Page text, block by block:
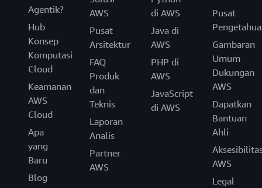
Agentik?
Hub
Konsep
Komputasi
Cloud
Keamanan
AWS
Cloud
Apa
yang
Baru
Blog
AWS
Pusat
Arsitektur
FAQ
Produk
dan
Teknis
Laporan
Analis
Partner
AWS
di AWS
Java di
AWS
PHP di
AWS
JavaScript
di AWS
Pusat
Gambaran
Umum
Dukungan
AWS
Dapatkan
Bantuan
Ahli
AWS
Legal